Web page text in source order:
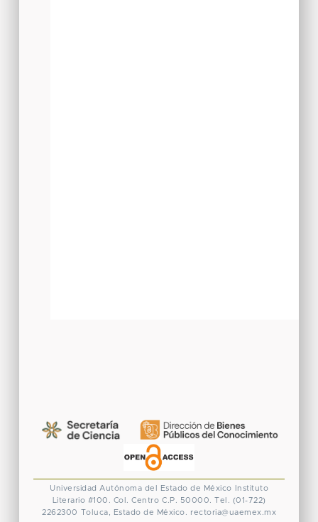
Universidad Autónoma del Estado de México
Instituto
Literario #100. Col. Centro C.P. 50000. Tel. (01-722)
2262300 Toluca, Estado de México. rectoria@uaemex.mx